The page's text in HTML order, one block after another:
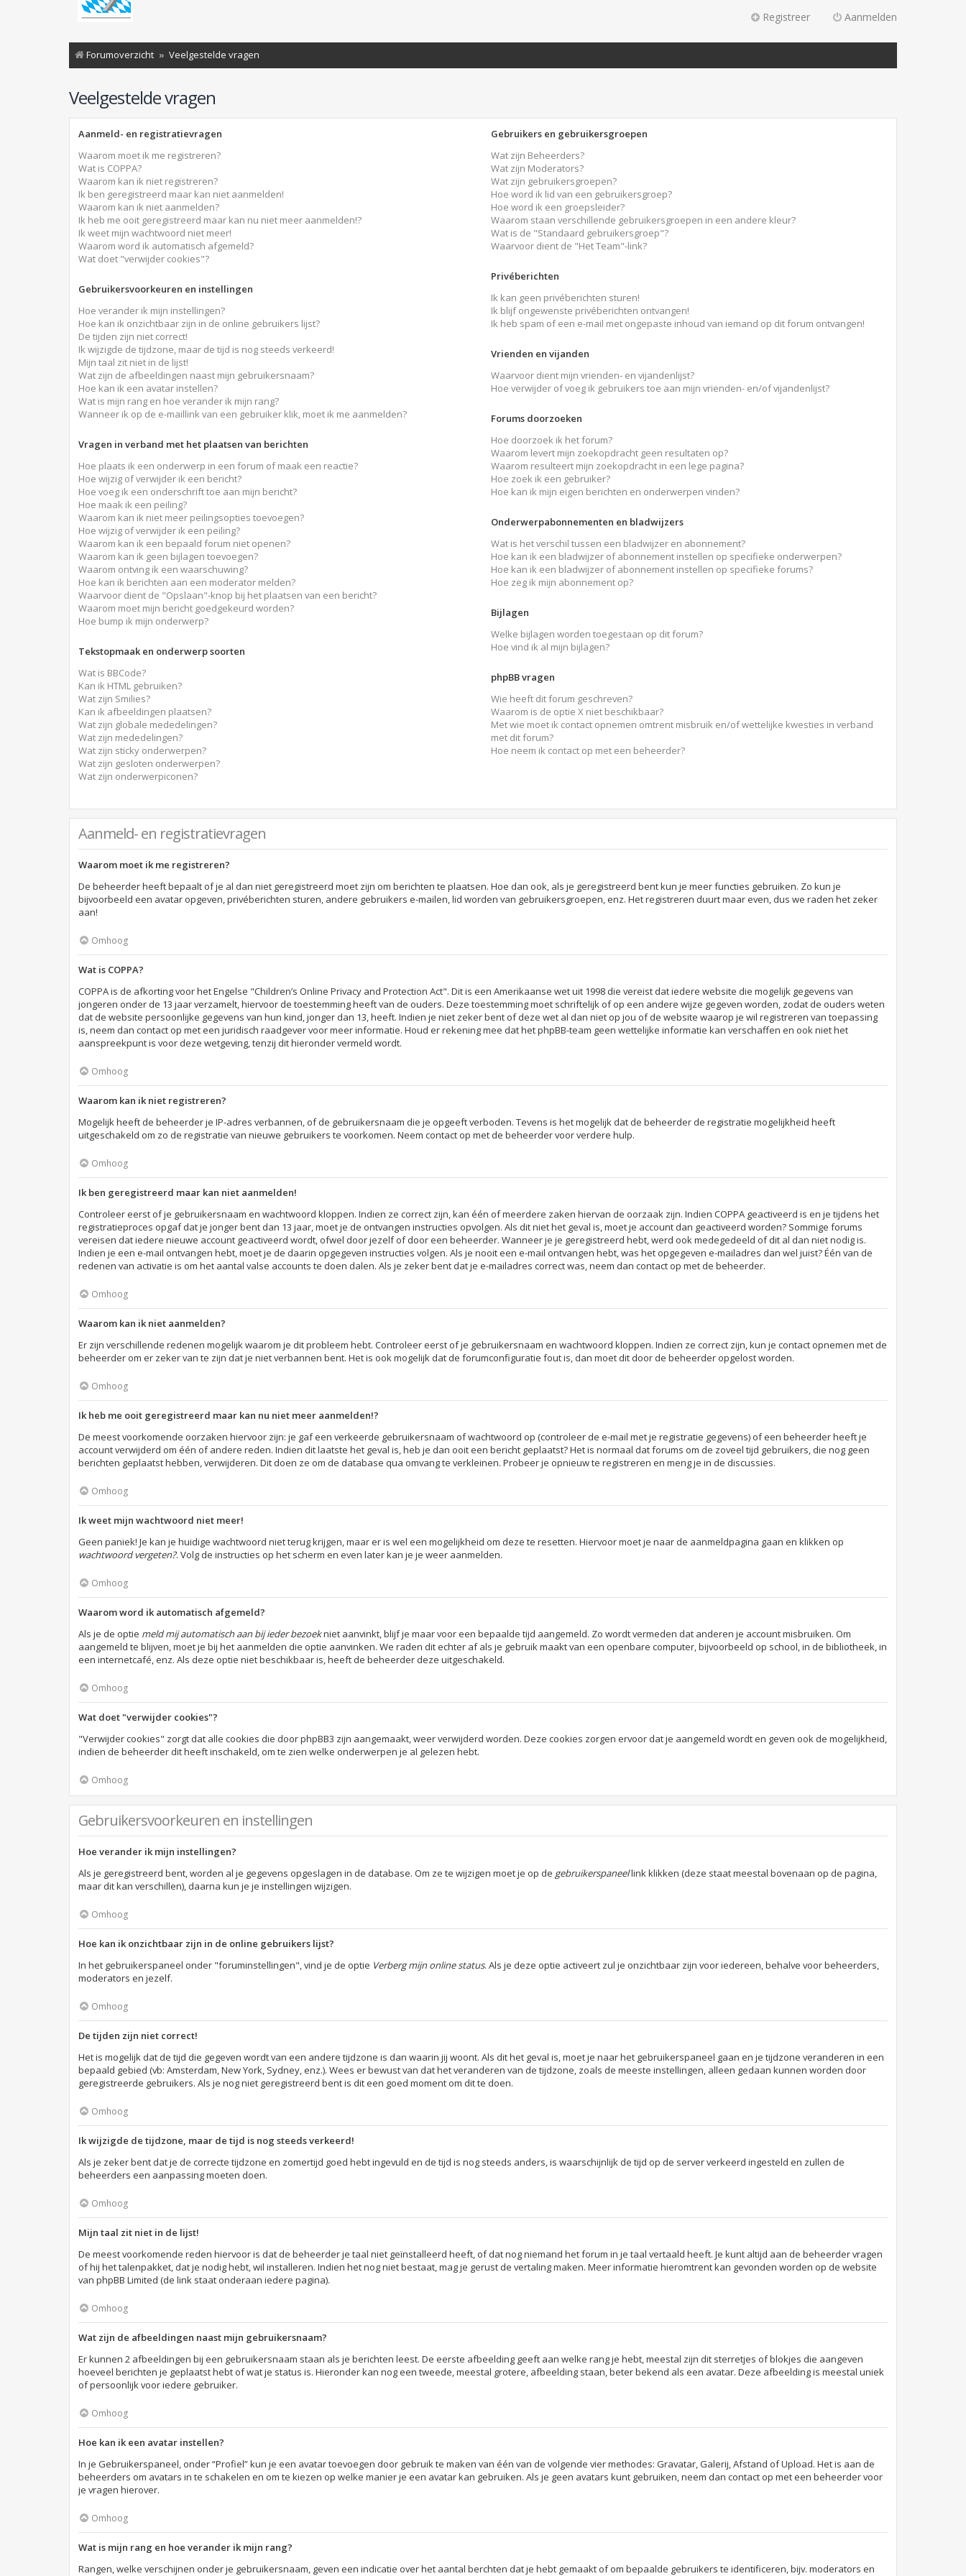
Aanmelden
Registreer
Forumoverzicht Veelgestelde vragen
Veelgestelde vragen
Aanmeld- en registratievragen
Waarom moet ik me registreren?
Wat is COPPA?
Waarom kan ik niet registreren?
Ik ben geregistreerd maar kan niet aanmelden!
Waarom kan ik niet aanmelden?
Ik heb me ooit geregistreerd maar kan nu niet meer aanmelden!?
Ik weet mijn wachtwoord niet meer!
Waarom word ik automatisch afgemeld?
Wat doet "verwijder cookies"?
Gebruikersvoorkeuren en instellingen
Hoe verander ik mijn instellingen?
Hoe kan ik onzichtbaar zijn in de online gebruikers lijst?
De tijden zijn niet correct!
Ik wijzigde de tijdzone, maar de tijd is nog steeds verkeerd!
Mijn taal zit niet in de lijst!
Wat zijn de afbeeldingen naast mijn gebruikersnaam?
Hoe kan ik een avatar instellen?
Wat is mijn rang en hoe verander ik mijn rang?
Wanneer ik op de e-maillink van een gebruiker klik, moet ik me aanmelden?
Vragen in verband met het plaatsen van berichten
Hoe plaats ik een onderwerp in een forum of maak een reactie?
Hoe wijzig of verwijder ik een bericht?
Hoe voeg ik een onderschrift toe aan mijn bericht?
Hoe maak ik een peiling?
Waarom kan ik niet meer peilingsopties toevoegen?
Hoe wijzig of verwijder ik een peiling?
Waarom kan ik een bepaald forum niet openen?
Waarom kan ik geen bijlagen toevoegen?
Waarom ontving ik een waarschuwing?
Hoe kan ik berichten aan een moderator melden?
Waarvoor dient de "Opslaan"-knop bij het plaatsen van een bericht?
Waarom moet mijn bericht goedgekeurd worden?
Hoe bump ik mijn onderwerp?
Tekstopmaak en onderwerp soorten
Wat is BBCode?
Kan ik HTML gebruiken?
Wat zijn Smilies?
Kan ik afbeeldingen plaatsen?
Wat zijn globale mededelingen?
Wat zijn mededelingen?
Wat zijn sticky onderwerpen?
Wat zijn gesloten onderwerpen?
Wat zijn onderwerpiconen?
Gebruikers en gebruikersgroepen
Wat zijn Beheerders?
Wat zijn Moderators?
Wat zijn gebruikersgroepen?
Hoe word ik lid van een gebruikersgroep?
Hoe word ik een groepsleider?
Waarom staan verschillende gebruikersgroepen in een andere kleur?
Wat is de "Standaard gebruikersgroep"?
Waarvoor dient de "Het Team"-link?
Privéberichten
Ik kan geen privéberichten sturen!
Ik blijf ongewenste privéberichten ontvangen!
Ik heb spam of een e-mail met ongepaste inhoud van iemand op dit forum ontvangen!
Vrienden en vijanden
Waarvoor dient mijn vrienden- en vijandenlijst?
Hoe verwijder of voeg ik gebruikers toe aan mijn vrienden- en/of vijandenlijst?
Forums doorzoeken
Hoe doorzoek ik het forum?
Waarom levert mijn zoekopdracht geen resultaten op?
Waarom resulteert mijn zoekopdracht in een lege pagina?
Hoe zoek ik een gebruiker?
Hoe kan ik mijn eigen berichten en onderwerpen vinden?
Onderwerpabonnementen en bladwijzers
Wat is het verschil tussen een bladwijzer en abonnement?
Hoe kan ik een bladwijzer of abonnement instellen op specifieke onderwerpen?
Hoe kan ik een bladwijzer of abonnement instellen op specifieke forums?
Hoe zeg ik mijn abonnement op?
Bijlagen
Welke bijlagen worden toegestaan op dit forum?
Hoe vind ik al mijn bijlagen?
phpBB vragen
Wie heeft dit forum geschreven?
Waarom is de optie X niet beschikbaar?
Met wie moet ik contact opnemen omtrent misbruik en/of wettelijke kwesties in verband
met dit forum?
Hoe neem ik contact op met een beheerder?
Aanmeld- en registratievragen
Waarom moet ik me registreren?
De beheerder heeft bepaalt of je al dan niet geregistreerd moet zijn om berichten te plaatsen. Hoe dan ook, als je geregistreerd bent kun je meer functies gebruiken. Zo kun je
bijvoorbeeld een avatar opgeven, privéberichten sturen, andere gebruikers e-mailen, lid worden van gebruikersgroepen, enz. Het registreren duurt maar even, dus we raden het zeker
aan!
Omhoog
Wat is COPPA?
COPPA is de afkorting voor het Engelse "Children’s Online Privacy and Protection Act". Dit is een Amerikaanse wet uit 1998 die vereist dat iedere website die mogelijk gegevens van
jongeren onder de 13 jaar verzamelt, hiervoor de toestemming heeft van de ouders. Deze toestemming moet schriftelijk of op een andere wijze gegeven worden, zodat de ouders weten
dat de website persoonlijke gegevens van hun kind, jonger dan 13, heeft. Indien je niet zeker bent of deze wet al dan niet op jou of de website waarop je wil registreren van toepassing
is, neem dan contact op met een juridisch raadgever voor meer informatie. Houd er rekening mee dat het phpBB-team geen wettelijke informatie kan verschaffen en ook niet het
aanspreekpunt is voor deze wetgeving, tenzij dit hieronder vermeld wordt.
Omhoog
Waarom kan ik niet registreren?
Mogelijk heeft de beheerder je IP-adres verbannen, of de gebruikersnaam die je opgeeft verboden. Tevens is het mogelijk dat de beheerder de registratie mogelijkheid heeft
uitgeschakeld om zo de registratie van nieuwe gebruikers te voorkomen. Neem contact op met de beheerder voor verdere hulp.
Omhoog
Ik ben geregistreerd maar kan niet aanmelden!
Controleer eerst of je gebruikersnaam en wachtwoord kloppen. Indien ze correct zijn, kan één of meerdere zaken hiervan de oorzaak zijn. Indien COPPA geactiveerd is en je tijdens het
registratieproces opgaf dat je jonger bent dan 13 jaar, moet je de ontvangen instructies opvolgen. Als dit niet het geval is, moet je account dan geactiveerd worden? Sommige forums
vereisen dat iedere nieuwe account geactiveerd wordt, ofwel door jezelf of door een beheerder. Wanneer je je geregistreerd hebt, werd ook medegedeeld of dit al dan niet nodig is.
Indien je een e-mail ontvangen hebt, moet je de daarin opgegeven instructies volgen. Als je nooit een e-mail ontvangen hebt, was het opgegeven e-mailadres dan wel juist? Één van de
redenen van activatie is om het aantal valse accounts te doen dalen. Als je zeker bent dat je e-mailadres correct was, neem dan contact op met de beheerder.
Omhoog
Waarom kan ik niet aanmelden?
Er zijn verschillende redenen mogelijk waarom je dit probleem hebt. Controleer eerst of je gebruikersnaam en wachtwoord kloppen. Indien ze correct zijn, kun je contact opnemen met de
beheerder om er zeker van te zijn dat je niet verbannen bent. Het is ook mogelijk dat de forumconfiguratie fout is, dan moet dit door de beheerder opgelost worden.
Omhoog
Ik heb me ooit geregistreerd maar kan nu niet meer aanmelden!?
De meest voorkomende oorzaken hiervoor zijn: je gaf een verkeerde gebruikersnaam of wachtwoord op (controleer de e-mail met je registratie gegevens) of een beheerder heeft je
account verwijderd om één of andere reden. Indien dit laatste het geval is, heb je dan ooit een bericht geplaatst? Het is normaal dat forums om de zoveel tijd gebruikers, die nog geen
berichten geplaatst hebben, verwijderen. Dit doen ze om de database qua omvang te verkleinen. Probeer je opnieuw te registreren en meng je in de discussies.
Omhoog
Ik weet mijn wachtwoord niet meer!
Geen paniek! Je kan je huidige wachtwoord niet terug krijgen, maar er is wel een mogelijkheid om deze te resetten. Hiervoor moet je naar de aanmeldpagina gaan en klikken op
wachtwoord vergeten?. Volg de instructies op het scherm en even later kan je je weer aanmelden.
Omhoog
Waarom word ik automatisch afgemeld?
Als je de optie meld mij automatisch aan bij ieder bezoekniet aanvinkt, blijf je maar voor een bepaalde tijd aangemeld. Zo wordt vermeden dat anderen je account misbruiken. Om
aangemeld te blijven, moet je bij het aanmelden die optie aanvinken. We raden dit echter af als je gebruik maakt van een openbare computer, bijvoorbeeld op school, in de bibliotheek, in
een internetcafé, enz. Als deze optie niet beschikbaar is, heeft de beheerder deze uitgeschakeld.
Omhoog
Wat doet "verwijder cookies"?
"Verwijder cookies" zorgt dat alle cookies die door phpBB3 zijn aangemaakt, weer verwijderd worden. Deze cookies zorgen ervoor dat je aangemeld wordt en geven ook de mogelijkheid,
indien de beheerder dit heeft inschakeld, om te zien welke onderwerpen je al gelezen hebt.
Omhoog
Gebruikersvoorkeuren en instellingen
Hoe verander ik mijn instellingen?
Als je geregistreerd bent, worden al je gegevens opgeslagen in de database. Om ze te wijzigen moet je op de gebruikerspaneellink klikken (deze staat meestal bovenaan op de pagina,
maar dit kan verschillen), daarna kun je je instellingen wijzigen.
Omhoog
Hoe kan ik onzichtbaar zijn in de online gebruikers lijst?
In het gebruikerspaneel onder "foruminstellingen", vind je de optie Verberg mijn online status. Als je deze optie activeert zul je onzichtbaar zijn voor iedereen, behalve voor beheerders,
moderators en jezelf.
Omhoog
De tijden zijn niet correct!
Het is mogelijk dat de tijd die gegeven wordt van een andere tijdzone is dan waarin jij woont. Als dit het geval is, moet je naar het gebruikerspaneel gaan en je tijdzone veranderen in een
bepaald gebied (vb: Amsterdam, New York, Sydney, enz.). Wees er bewust van dat het veranderen van de tijdzone, zoals de meeste instellingen, alleen gedaan kunnen worden door
geregistreerde gebruikers. Als je nog niet geregistreerd bent is dit een goed moment om dit te doen.
Omhoog
Ik wijzigde de tijdzone, maar de tijd is nog steeds verkeerd!
Als je zeker bent dat je de correcte tijdzone en zomertijd goed hebt ingevuld en de tijd is nog steeds anders, is waarschijnlijk de tijd op de server verkeerd ingesteld en zullen de
beheerders een aanpassing moeten doen.
Omhoog
Mijn taal zit niet in de lijst!
De meest voorkomende reden hiervoor is dat de beheerder je taal niet geïnstalleerd heeft, of dat nog niemand het forum in je taal vertaald heeft. Je kunt altijd aan de beheerder vragen
of hij het talenpakket, dat je nodig hebt, wil installeren. Indien het nog niet bestaat, mag je gerust de vertaling maken. Meer informatie hieromtrent kan gevonden worden op de website
van phpBB Limited (de link staat onderaan iedere pagina).
Omhoog
Wat zijn de afbeeldingen naast mijn gebruikersnaam?
Er kunnen 2 afbeeldingen bij een gebruikersnaam staan als je berichten leest. De eerste afbeelding geeft aan welke rang je hebt, meestal zijn dit sterretjes of blokjes die aangeven
hoeveel berichten je geplaatst hebt of wat je status is. Hieronder kan nog een tweede, meestal grotere, afbeelding staan, beter bekend als een avatar. Deze afbeelding is meestal uniek
of persoonlijk voor iedere gebruiker.
Omhoog
Hoe kan ik een avatar instellen?
In je Gebruikerspaneel, onder “Profiel” kun je een avatar toevoegen door gebruik te maken van één van de volgende vier methodes: Gravatar, Galerij, Afstand of Upload. Het is aan de
beheerders om avatars in te schakelen en om te kiezen op welke manier je een avatar kan gebruiken. Als je geen avatars kunt gebruiken, neem dan contact op met een beheerder voor
je vragen hierover.
Omhoog
Wat is mijn rang en hoe verander ik mijn rang?
Rangen, welke verschijnen onder je gebruikersnaam, geven een indicatie over het aantal berchten dat je hebt gemaakt of om bepaalde gebruikers te identificeren, bijv. moderators en